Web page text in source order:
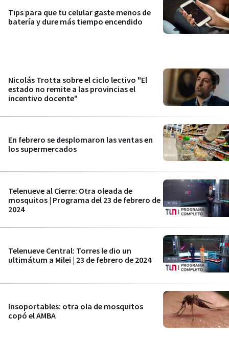
Tips para que tu celular gaste menos de
batería y dure más tiempo encendido
Nicolás Trotta sobre el ciclo lectivo "El
estado no remite a las provincias el
incentivo docente"
En febrero se desplomaron las ventas en
los supermercados
Telenueve al Cierre: Otra oleada de
mosquitos | Programa del 23 de febrero de
2024
Telenueve Central: Torres le dio un
ultimátum a Milei | 23 de febrero de 2024
Insoportables: otra ola de mosquitos
copó el AMBA